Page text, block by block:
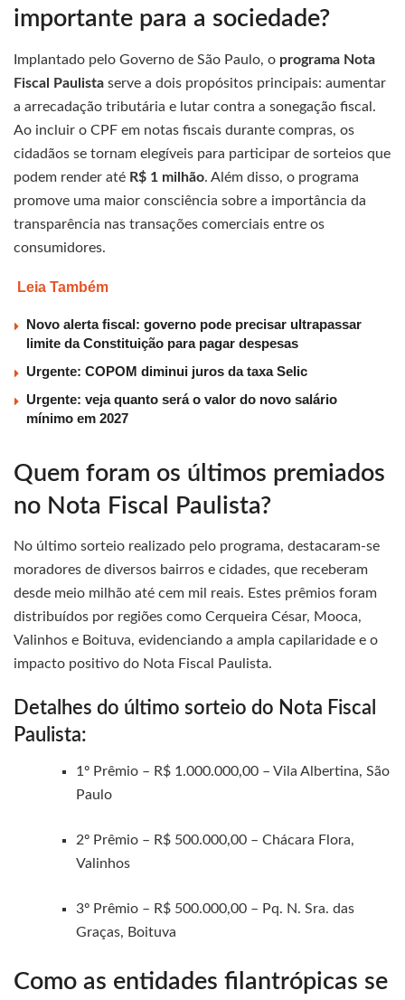
importante para a sociedade?
Implantado pelo Governo de São Paulo, o programa Nota
Fiscal Paulista serve a dois propósitos principais: aumentar
a arrecadação tributária e lutar contra a sonegação fiscal.
Ao incluir o CPF em notas fiscais durante compras, os
cidadãos se tornam elegíveis para participar de sorteios que
podem render até R$ 1 milhão. Além disso, o programa
promove uma maior consciência sobre a importância da
transparência nas transações comerciais entre os
consumidores.
Leia Também
Novo alerta fiscal: governo pode precisar ultrapassar
limite da Constituição para pagar despesas
Urgente: COPOM diminui juros da taxa Selic
Urgente: veja quanto será o valor do novo salário
mínimo em 2027
Quem foram os últimos premiados
no Nota Fiscal Paulista?
No último sorteio realizado pelo programa, destacaram-se
moradores de diversos bairros e cidades, que receberam
desde meio milhão até cem mil reais. Estes prêmios foram
distribuídos por regiões como Cerqueira César, Mooca,
Valinhos e Boituva, evidenciando a ampla capilaridade e o
impacto positivo do Nota Fiscal Paulista.
Detalhes do último sorteio do Nota Fiscal
Paulista:
1º Prêmio – R$ 1.000.000,00 – Vila Albertina, São
Paulo
2º Prêmio – R$ 500.000,00 – Chácara Flora,
Valinhos
3º Prêmio – R$ 500.000,00 – Pq. N. Sra. das
Graças, Boituva
Como as entidades filantrópicas se